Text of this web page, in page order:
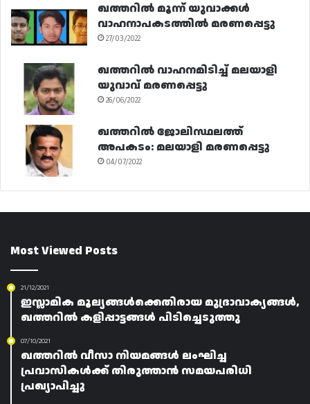
ഖത്തറിൽ മൂന്ന് യുവാക്കൾ
വാഹനാപകടത്തിൽ മരണപ്പെട്ടു
27/03/2022
ഖത്തറിൽ വാഹനമിടിച്ച് മലയാളി
യുവാവ് മരണപ്പെട്ടു
26/06/2022
ഖത്തറിൽ ജോലിസ്ഥലത്ത്
അപകടം: മലയാളി മരണപ്പെട്ടു
04/07/2022
Most Viewed Posts
21/12/2021
ഇസ്ലാമിക മൂല്യങ്ങൾക്കെതിരായ മുദ്രാവാക്യങ്ങൾ,
ഖത്തറിൽ കളിപ്പാട്ടങ്ങൾ പിടിച്ചെടുത്തു
07/10/2021
ഖത്തറിൽ വീസാ നിയമങ്ങൾ ലംഘിച്ച
പ്രവാസികൾക്ക് തിരുത്താൻ സമയപരിധി
പ്രഖ്യാപിച്ചു